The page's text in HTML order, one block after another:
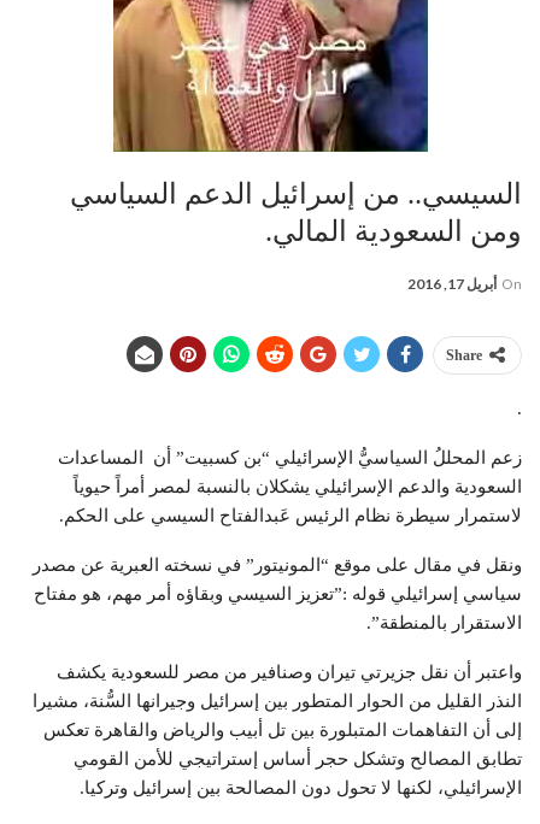
السيسي.. من إسرائيل الدعم السياسي
ومن السعودية المالي.
On أبريل 17, 2016
Share
.
زعم المحللُ السياسيُّ الإسرائيلي “بن كسبيت” أن المساعدات
السعودية والدعم الإسرائيلي يشكلان بالنسبة لمصر أمراً حيوياً
لاستمرار سيطرة نظام الرئيس عَبدالفتاح السيسي على الحكم.
ونقل في مقال على موقع “المونيتور” في نسخته العبرية عن مصدر
سياسي إسرائيلي قوله :”تعزيز السيسي وبقاؤه أمر مهم، هو مفتاح
الاستقرار بالمنطقة”.
واعتبر أن نقل جزيرتي تيران وصنافير من مصر للسعودية يكشف
النذر القليل من الحوار المتطور بين إسرائيل وجيرانها السُّنة، مشيرا
إلى أن التفاهمات المتبلورة بين تل أبيب والرياض والقاهرة تعكس
تطابق المصالح وتشكل حجر أساس إستراتيجي للأمن القومي
الإسرائيلي، لكنها لا تحول دون المصالحة بين إسرائيل وتركيا.